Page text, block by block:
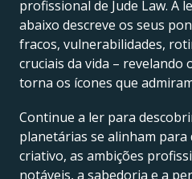
profissional de Jude Law. A
abaixo descreve os seus
fracos, vulnerabilidades,
cruciais da vida – revelando
torna os ícones que
Continue a ler para
planetárias se alinham para
criativo, as ambições
notáveis, a sabedoria e a